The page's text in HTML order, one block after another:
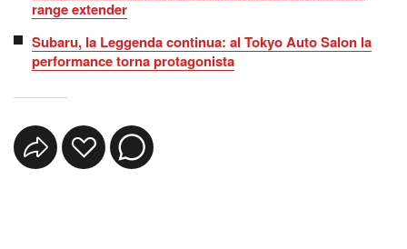
range extender
Subaru, la Leggenda continua: al Tokyo Auto Salon la
performance torna protagonista